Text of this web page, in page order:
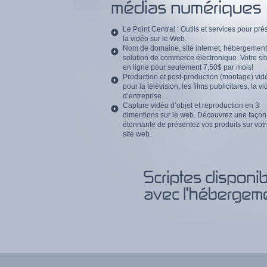
Le Point Central : Outils et services pour
la vidéo sur le Web.
Nom de domaine, site internet,
solution de commerce électronique. Votre
en ligne pour seulement 7,50$ par mois!
Production et post-production (montage)
pour la télévision, les films publicitares, la
d’entreprise.
Capture vidéo d’objet et reproduction en 3
dimentions sur le web. Découvrez une façon
étonnante de présentez vos produits sur
site web.